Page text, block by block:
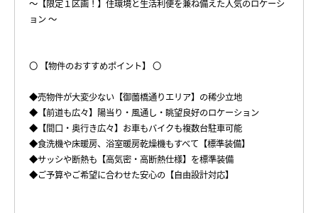
～【限定１区画！】住環境と生活利便を兼ね備えた人気のロケーシ
ョン ～
〇 【物件のおすすめポイント】 〇
◆売物件が大変少ない【御薗橋通りエリア】の稀少立地
◆【前道も広々】陽当り・風通し・眺望良好のロケーション
◆【間口・奥行き広々】お車もバイクも複数台駐車可能
◆食洗機や床暖房、浴室暖房乾燥機もすべて【標準装備】
◆サッシや断熱も【高気密・高断熱仕様】を標準装備
◆ご予算やご希望に合わせた安心の【自由設計対応】